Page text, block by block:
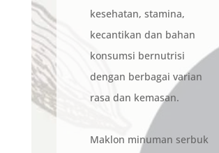
kesehatan, stamina,
kecantikan dan bahan
konsumsi bernutrisi
dengan berbagai varian
rasa dan kemasan.
Maklon minuman serbuk